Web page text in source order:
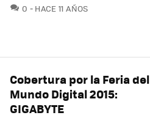
0 COMENTARIOS
HACE 11 AÑOS
Cobertura por la Feria del
Mundo Digital 2015:
GIGABYTE